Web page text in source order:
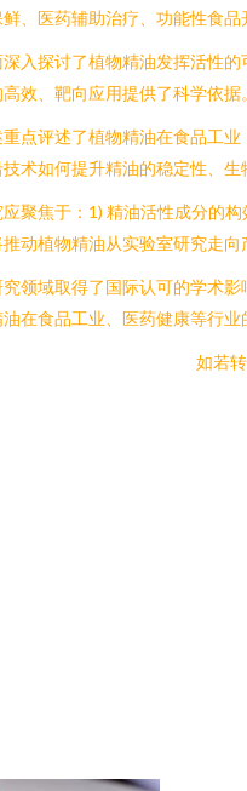
、医药辅助治疗、功能性食品
入探讨了植物精油发挥活性
效、靶向应用提供了科学依据。
点评述了植物精油在食品工
术如何提升精油的稳定性、
聚焦于：1) 精油活性成分的
动植物精油从实验室研究走向
领域取得了国际认可的学术
在食品工业、医药健康等行业
如若